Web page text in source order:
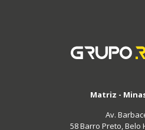
Matriz -
Av.
58 Barro Preto, Belo